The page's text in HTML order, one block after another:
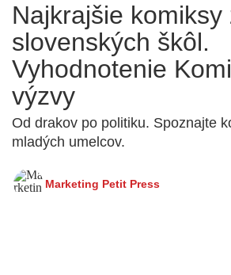
Najkrajšie komiksy
slovenských škôl.
Vyhodnotenie
výzvy
Od drakov po politiku. Spoznajte
mladých umelcov.
Marketing Petit Press